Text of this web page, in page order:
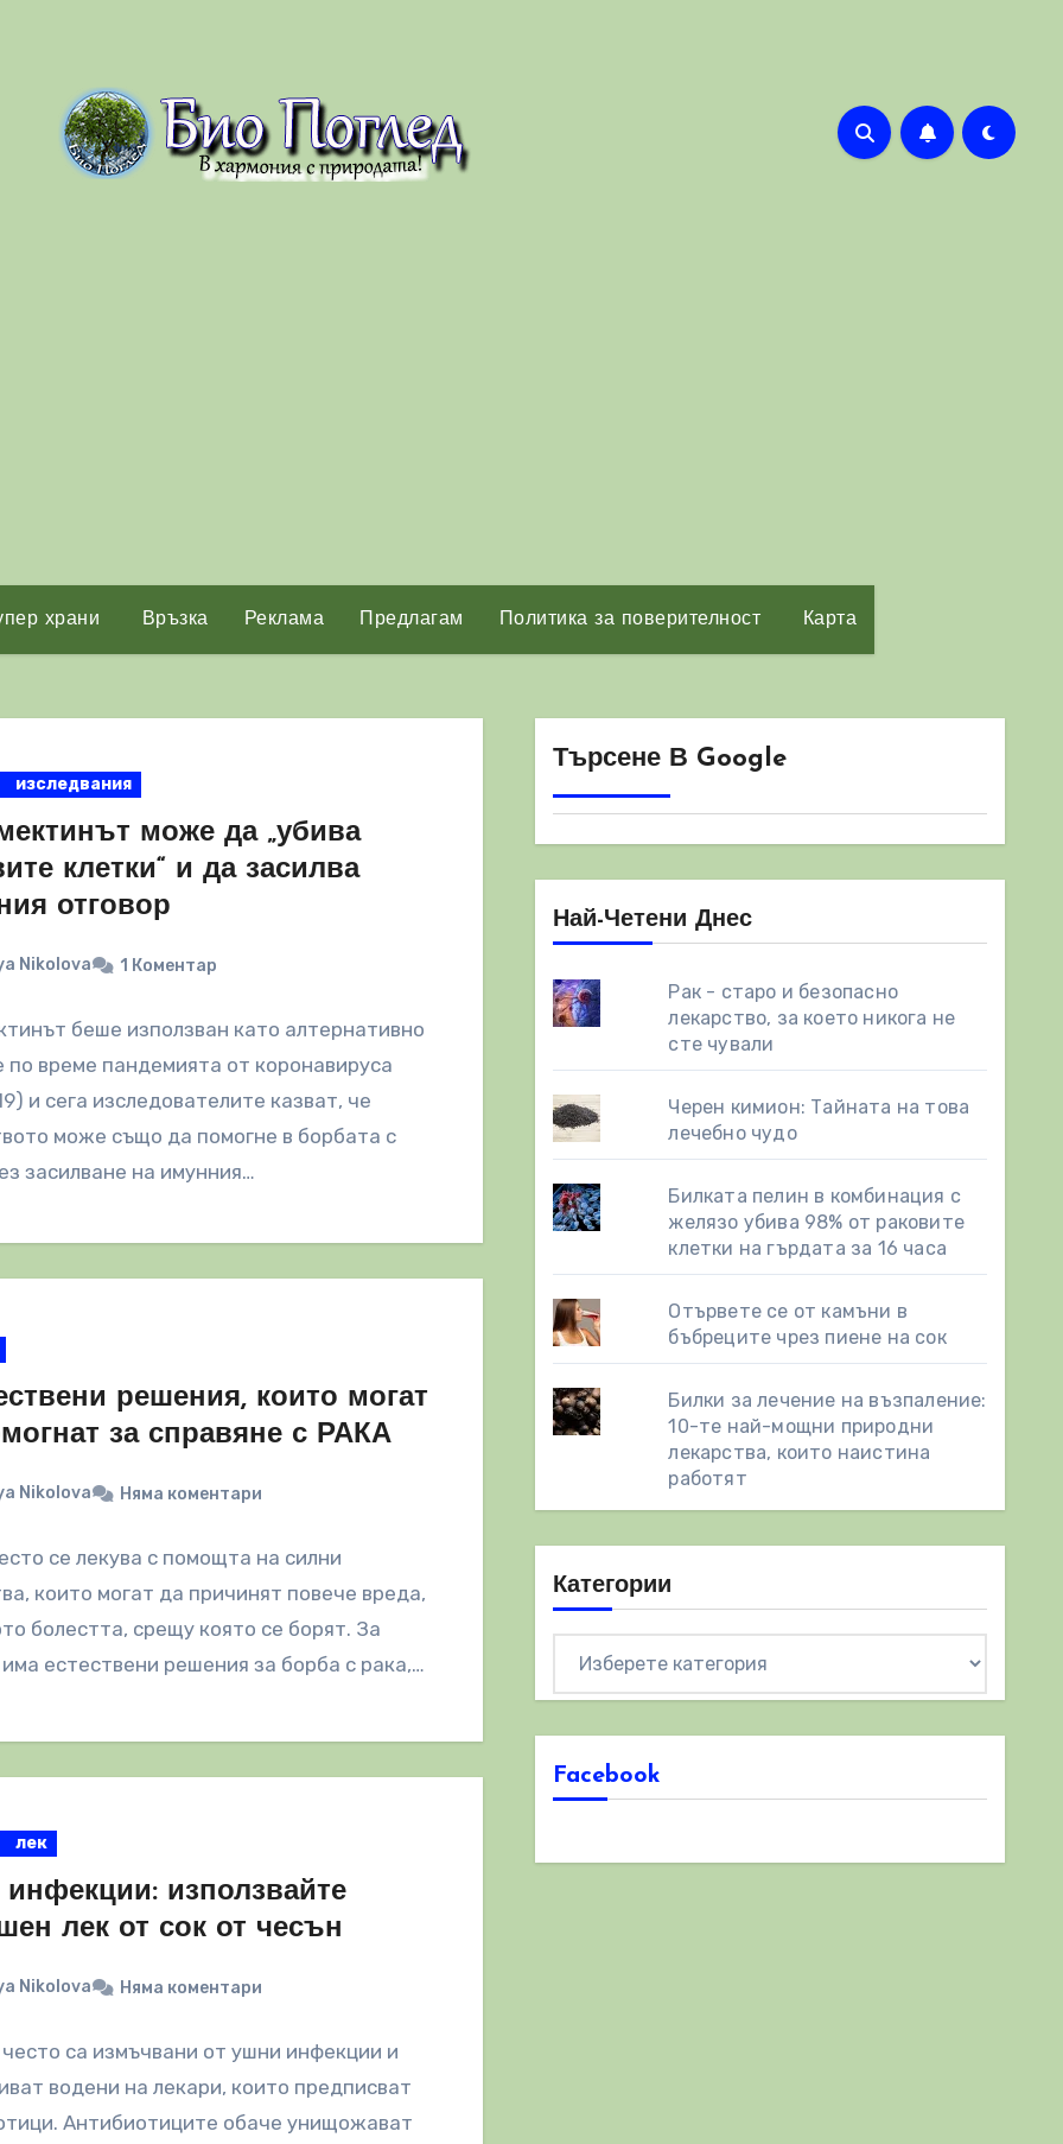
храни Връзка Реклама Предлагам Политика за поверителност Карта
изследвания
може да „убива
клетки“ и да засилва
отговор
Nikolova 1 Коментар
беше използван като алтернативно
по време пандемията от коронавируса
и сега изследователите казват, че
може също да помогне в борбата с
засилване на имунния…
решения, които могат
за справяне с РАКА
Nikolova Няма коментари
се лекува с помощта на силни
които могат да причинят повече вреда,
болестта, срещу която се борят. За
естествени решения за борба с рака,…
лек
използвайте
лек от сок от чесън
Nikolova Няма коментари
са измъчвани от ушни инфекции и
водени на лекари, които предписват
Антибиотиците обаче унищожават
Търсене В Google
Най-Четени Днес
Рак - старо и безопасно
лекарство, за което никога не
сте чували
Черен кимион: Тайната на това
лечебно чудо
Билката пелин в комбинация с
желязо убива 98% от раковите
клетки на гърдата за 16 часа
Отървете се от камъни в
бъбреците чрез пиене на сок
Билки за лечение на възпаление:
10-те най-мощни природни
лекарства, които наистина
работят
Категории
Facebook